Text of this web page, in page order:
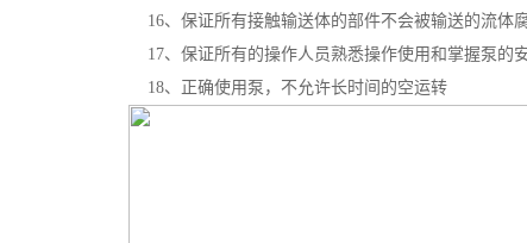
16、保证所有接触输送体的部件不会被输送的流体腐
17、保证所有的操作人员熟悉操作使用和掌握泵的
18、正确使用泵，不允许长时间的空运转